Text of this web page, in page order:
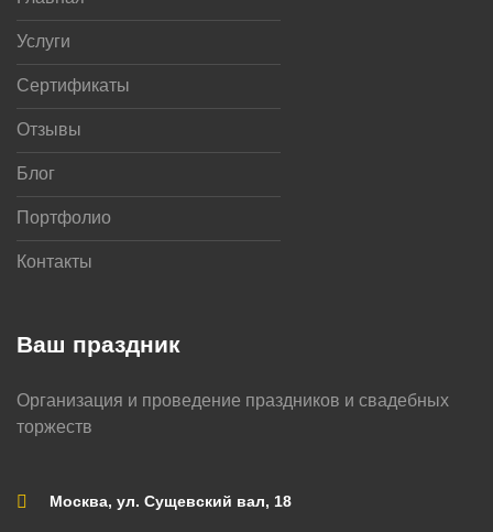
Ваш праздник
Организация и проведение праздников и свадебных
торжеств
Москва, ул. Сущевский вал, 18
Услуги
Сертификаты
Отзывы
Блог
Портфолио
Контакты